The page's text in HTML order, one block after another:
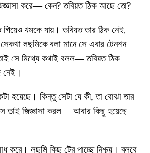
করে— কেন? তবিয়ত ঠিক আছে তো?
গিয়েও থমকে যায়। তবিয়ত তার ঠিক নেই,
লছমিকে বলা মানে সে এবার টেনশন
সে মিথ্যে কথাই বলল— তবিয়ত ঠিক
নেই।
হয়েছে। কিন্তু সেটা যে কী, তা বোঝা তার
তাই জিজ্ঞাসা করল— আবার কিছু হয়েছে
করে। লছমি কিছু টের পাচ্ছে নিশ্চয়। বলবে